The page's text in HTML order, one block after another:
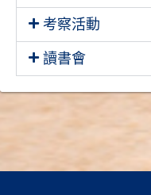
考察活動
讀書會